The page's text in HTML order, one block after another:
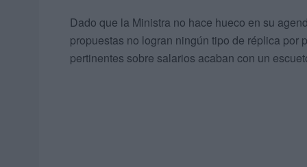
Dado que la Ministra no hace hueco en su
propuestas no logran ningún tipo de réplica por
pertinentes sobre salarios acaban con un